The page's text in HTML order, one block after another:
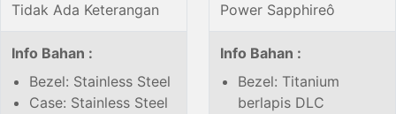
Tidak Ada Keterangan
Power Sapphireô
Info Bahan :
Bezel: Stainless Steel
Case: Stainless Steel
Info Bahan :
Bezel: Titanium
berlapis DLC